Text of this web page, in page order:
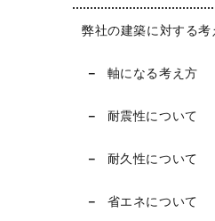
弊社の建築に対する考
軸になる考え方
耐震性について
耐久性について
省エネについて